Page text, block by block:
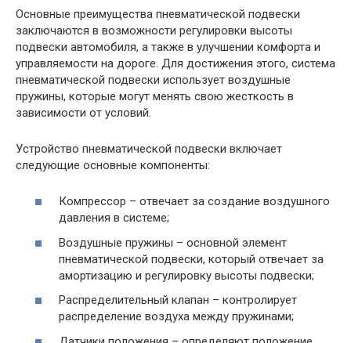
Основные преимущества пневматической подвески
заключаются в возможности регулировки высоты
подвески автомобиля, а также в улучшении комфорта и
управляемости на дороге. Для достижения этого, система
пневматической подвески использует воздушные
пружины, которые могут менять свою жесткость в
зависимости от условий.
Устройство пневматической подвески включает
следующие основные компоненты:
Компрессор – отвечает за создание воздушного
давления в системе;
Воздушные пружины – основной элемент
пневматической подвески, который отвечает за
амортизацию и регулировку высоты подвески;
Распределительный клапан – контролирует
распределение воздуха между пружинами;